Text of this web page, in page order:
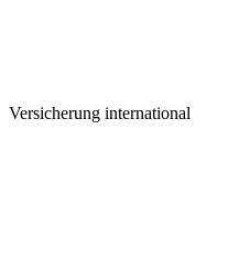
Versicherung international